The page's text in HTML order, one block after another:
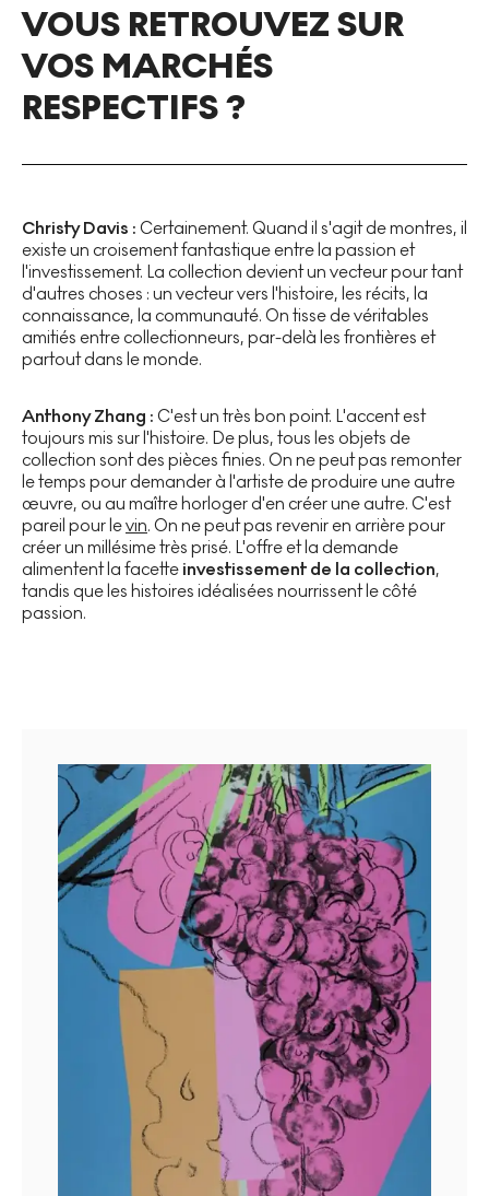
VOUS RETROUVEZ SUR
VOS MARCHÉS
RESPECTIFS ?
Christy Davis : Certainement. Quand il s'agit de montres, il
existe un croisement fantastique entre la passion et
l'investissement. La collection devient un vecteur pour tant
d'autres choses : un vecteur vers l'histoire, les récits, la
connaissance, la communauté. On tisse de véritables
amitiés entre collectionneurs, par-delà les frontières et
partout dans le monde.
Anthony Zhang : C'est un très bon point. L'accent est
toujours mis sur l'histoire. De plus, tous les objets de
collection sont des pièces finies. On ne peut pas remonter
le temps pour demander à l'artiste de produire une autre
œuvre, ou au maître horloger d'en créer une autre. C'est
pareil pour levin. On ne peut pas revenir en arrière pour
créer un millésime très prisé. L'offre et la demande
alimentent la facette investissement de la collection,
tandis que les histoires idéalisées nourrissent le côté
passion.